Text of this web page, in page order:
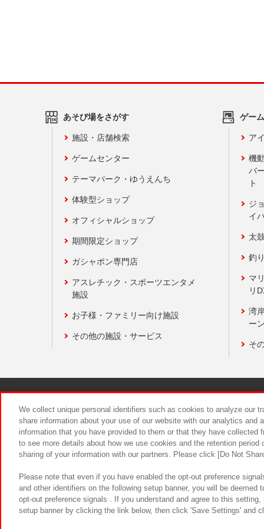
あそび場をさがす
施設・店舗検索
ゲームセンター
テーマパーク・ゆうえんち
体験型ショップ
オフィシャルショップ
期間限定ショップ
ガシャポン専門店
アスレチック・スポーツエンタメ
施設
お子様・ファミリー向け施設
その他の施設・サービス
ゲー
ア
機
バ
ト
ジ
イ
太
釣
マ
リ
湾
ー
そ
食品のご
We collect unique personal identifiers such as cookies to analyze our
share information about your use of our website with our analytics and
information that you have provided to them or that they have
to see more details about how we use cookies and the retention
sharing of your information with our partners. Please click [Do Not
Please note that even if you have enabled the opt-out preference
and other identifiers on the following setup banner, you will be
opt-out preference signals . If you understand and agree to this
setup banner by clicking the link below, then click 'Save Settings' and